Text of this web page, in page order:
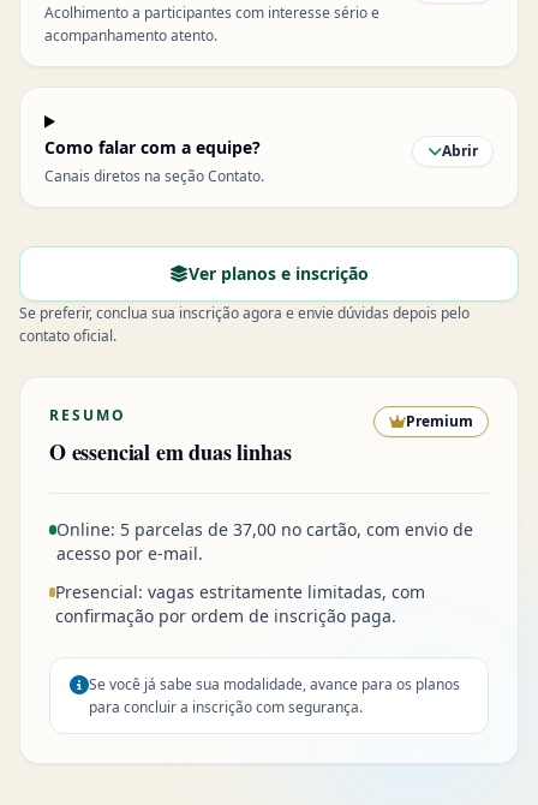
Acolhimento a participantes com interesse sério e
acompanhamento atento.
Como falar com a equipe?
Canais diretos na seção Contato.
Abrir
Ver planos e inscrição
Se preferir, conclua sua inscrição agora e envie dúvidas depois pelo
contato oficial.
RESUMO
O essencial em duas linhas
Premium
Online: 5 parcelas de 37,00 no cartão, com envio de
acesso por e-mail.
Presencial: vagas estritamente limitadas, com
confirmação por ordem de inscrição paga.
Se você já sabe sua modalidade, avance para os planos
para concluir a inscrição com segurança.